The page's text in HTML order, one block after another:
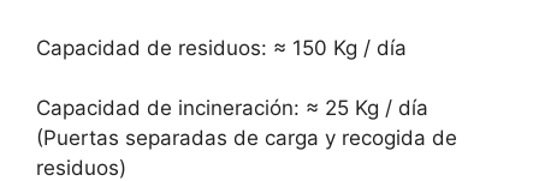
Capacidad de residuos: ≈ 150 Kg / día
Capacidad de incineración: ≈ 25 Kg / día
(Puertas separadas de carga y recogida de
residuos)